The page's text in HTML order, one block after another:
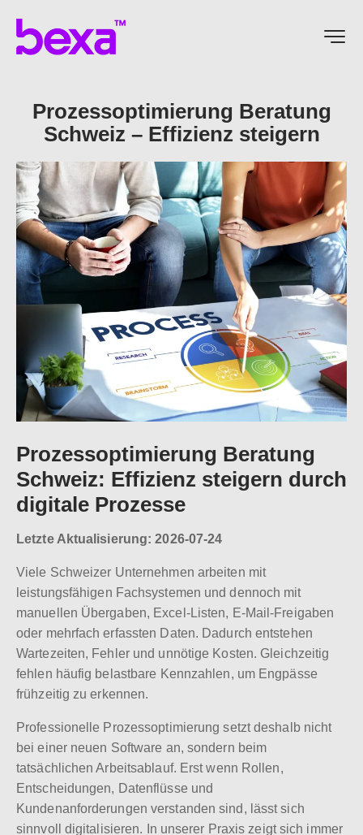
Prozessoptimierung Beratung
Schweiz – Effizienz steigern
Prozessoptimierung Beratung
Schweiz: Effizienz steigern durch
digitale Prozesse
Letzte Aktualisierung: 2026-07-24
Viele Schweizer Unternehmen arbeiten mit
leistungsfähigen Fachsystemen und dennoch mit
manuellen Übergaben, Excel-Listen, E-Mail-Freigaben
oder mehrfach erfassten Daten. Dadurch entstehen
Wartezeiten, Fehler und unnötige Kosten. Gleichzeitig
fehlen häufig belastbare Kennzahlen, um Engpässe
frühzeitig zu erkennen.
Professionelle Prozessoptimierung setzt deshalb nicht
bei einer neuen Software an, sondern beim
tatsächlichen Arbeitsablauf. Erst wenn Rollen,
Entscheidungen, Datenflüsse und
Kundenanforderungen verstanden sind, lässt sich
sinnvoll digitalisieren. In unserer Praxis zeigt sich immer